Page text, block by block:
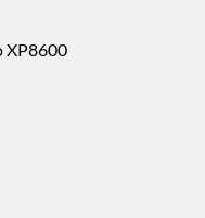
XP8600